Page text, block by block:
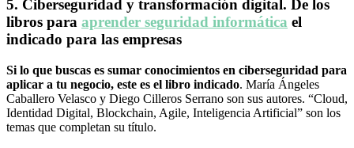
5. Ciberseguridad y transformación digital. De los
libros para aprender seguridad informática el
indicado para las empresas
Si lo que buscas es sumar conocimientos en ciberseguridad para
aplicar a tu negocio, este es el libro indicado. María Ángeles
Caballero Velasco y Diego Cilleros Serrano son sus autores. “Cloud,
Identidad Digital, Blockchain, Agile, Inteligencia Artificial” son los
temas que completan su título.